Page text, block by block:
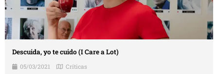
Descuida, yo te cuido (I Care a Lot)
05/03/2021 Críticas